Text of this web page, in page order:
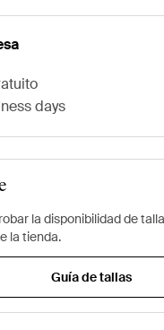
days
la disponibilidad de
la tienda.
Guía de tallas